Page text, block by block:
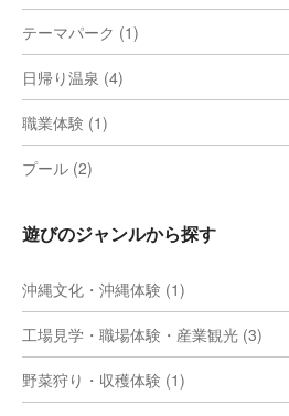
テーマパーク (1)
日帰り温泉 (4)
職業体験 (1)
プール (2)
遊びのジャンルから探す
沖縄文化・沖縄体験 (1)
工場見学・職場体験・産業観光 (3)
野菜狩り・収穫体験 (1)